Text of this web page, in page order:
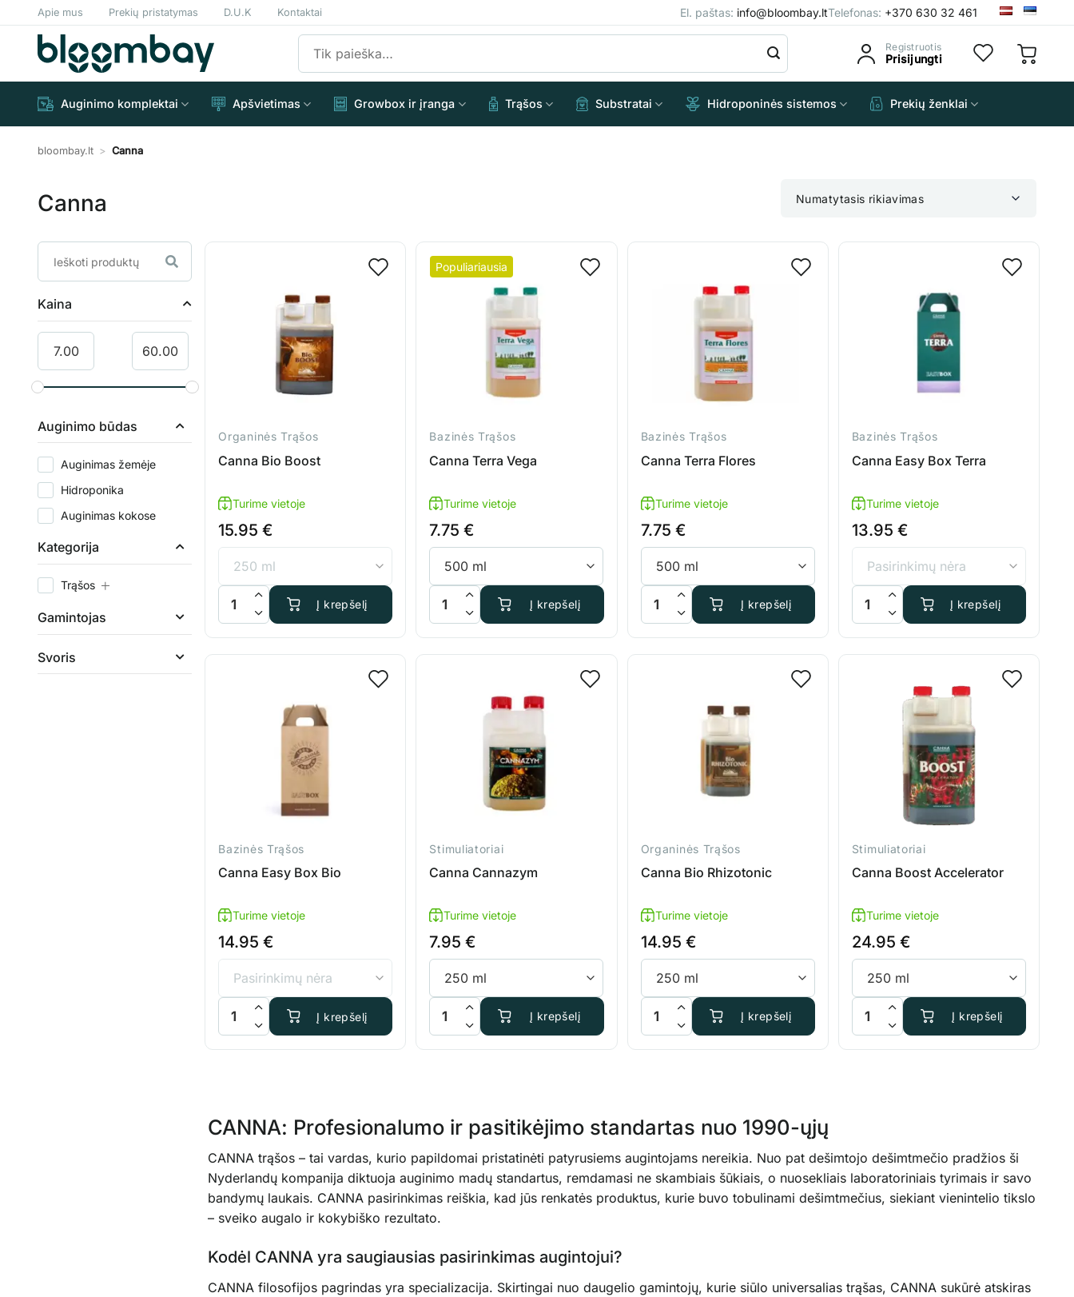
to
content
Apie mus Prekių pristatymas D.U.K Kontaktai El. paštas: info@bloombay.ltTelefonas: +370 630 32 461
Ieškoti: Registruotis
Prisijungti
Auginimo komplektai Apšvietimas Growbox ir įranga Trąšos Substratai Hidroponinės sistemos Prekių ženklai
bloombay.lt > Canna
Canna Numatytasis rikiavimas
Kaina
Auginimo būdas
Auginimas žemėje
Hidroponika
Auginimas kokose
Kategorija
Trąšos
Gamintojas
Svoris
Organinės Trąšos
Canna Bio Boost
Turime vietoje
15.95€
produkto kiekis: Canna Bio Boost
Į krepšelį
Populiariausia
Bazinės Trąšos
Canna Terra Vega
Turime vietoje
7.75€
produkto kiekis: Canna Terra Vega
Į krepšelį
Bazinės Trąšos
Canna Terra Flores
Turime vietoje
7.75 €
produkto kiekis: Canna Terra Flores
Į krepšelį
Bazinės Trąšos
Canna Easy Box Terra
Turime vietoje
13.95 €
produkto kiekis: Canna Easy Box Terra
Į krepšelį
Bazinės Trąšos
Canna Easy Box Bio
Turime vietoje
14.95€
produkto kiekis: Canna Easy Box Bio
Į krepšelį
Stimuliatoriai
Canna Cannazym
Turime vietoje
7.95€
produkto kiekis: Canna Cannazym
Į krepšelį
Organinės Trąšos
Canna Bio Rhizotonic
Turime vietoje
14.95 €
produkto kiekis: Canna Bio Rhizotonic
Į krepšelį
Stimuliatoriai
Canna Boost Accelerator
Turime vietoje
24.95 €
produkto kiekis: Canna Boost Accelerator
Į krepšelį
CANNA: Profesionalumo ir pasitikėjimo standartas nuo 1990-ųjų
CANNA trąšos – tai vardas, kurio papildomai pristatinėti patyrusiems augintojams nereikia. Nuo pat dešimtojo dešimtmečio pradžios ši
Nyderlandų kompanija diktuoja auginimo madų standartus, remdamasi ne skambiais šūkiais, o nuosekliais laboratoriniais tyrimais ir savo
bandymų laukais. CANNA pasirinkimas reiškia, kad jūs renkatės produktus, kurie buvo tobulinami dešimtmečius, siekiant vienintelio tikslo
– sveiko augalo ir kokybiško rezultato.
Kodėl CANNA yra saugiausias pasirinkimas augintojui?
CANNA filosofijos pagrindas yra specializacija. Skirtingai nuo daugelio gamintojų, kurie siūlo universalias trąšas, CANNA sukūrė atskiras